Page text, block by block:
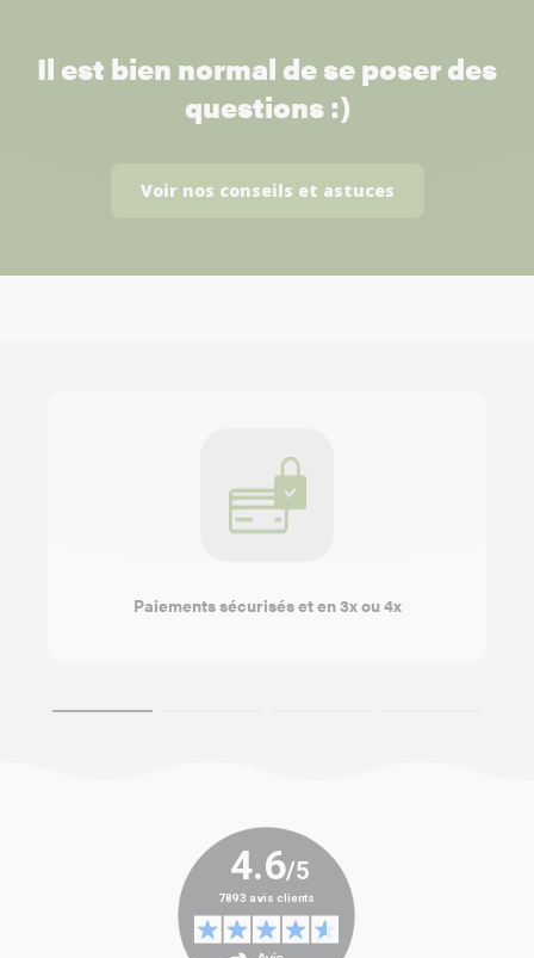
Il est bien normal de se poser des
questions :)
Voir nos conseils et astuces
Paiements sécurisés et en 3x ou 4x